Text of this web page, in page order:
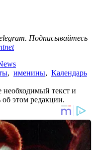
Подписывайтесь
, именины, Календарь
текст и
этом редакции.